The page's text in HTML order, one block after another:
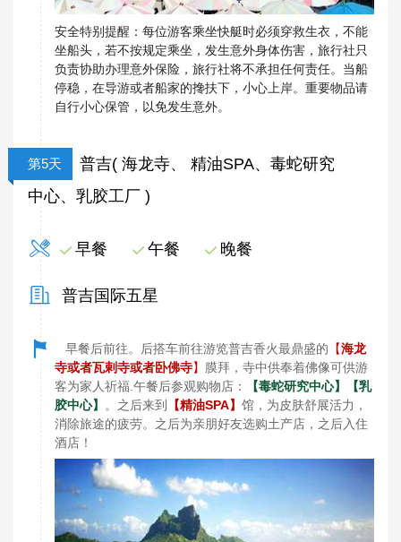
安全特别提醒：每位游客乘坐快艇时必须穿救生衣，不能
坐船头，若不按规定乘坐，发生意外身体伤害，旅行社只
负责协助办理意外保险，旅行社将不承担任何责任。当船
停稳，在导游或者船家的搀扶下，小心上岸。重要物品请
自行小心保管，以免发生意外。
第5天
普吉( 海龙寺、 精油SPA、毒蛇研究
中心、乳胶工厂 )
早餐 午餐 晚餐
普吉国际五星
早餐后前往。后搭车前往游览普吉香火最鼎盛的 【海龙
寺或者瓦剌寺或者卧佛寺】 膜拜，寺中供奉着佛像可供游
客为家人祈福.午餐后参观购物店：
【毒蛇研究中心】
【乳
胶中心】 。之后来到 【精油SPA】 馆，为皮肤舒展活力，
消除旅途的疲劳。之后为亲朋好友选购土产店，之后入住
酒店！